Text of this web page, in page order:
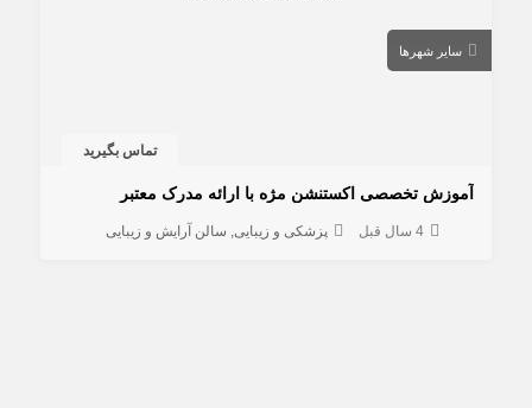
سایر شهرها
تماس بگیرید
آموزش تخصصی اکستنشن مژه با ارائه مدرک معتبر
4 سال قبل پزشکی و زیبایی سالن آرایش و زیبایی